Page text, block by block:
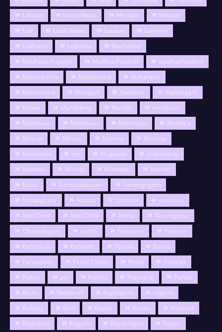
Lalitpur
Latest News life style
lifestyle
Live
Local News London
Lucknow
Ludhiana
Lukhnow
Machalpur
Madhaya Pradesh
Madhya Pradesh
madhyaPradesh
Maharashtra
Maharastra
Maharatra
Maharshtra
Mainpuri Makdone
Malhargarh
Malwa
Mandideep Mandla
mandosur
Mandsaur
Mandsuar Manmpuri
Mathura
Meerut
Mexico Morena
Moscow
Motivation
mp Mugawali
mukulsaray
Mumbai
Mumbi Mumnbai
Murder
Music
Narmadapuram
Narsinghgarh
Narsinghpur
Nashik National
neemach
New Dehli
New Delhi Noida
Nursinghpur
Obaidullaganj
outfits Pakistaan
Pakistan
Panchkula
Panipath Panjab
Panna
Paraswada
Petrol Diesel Photo
Poetries
Poitics
pol Politics Prayagraj
Punjab
Rachi
Raebareli Raghogarh
raigarh
Railway
Rain Raipur Raisen
Rajastha
Rajasthan
Rajgarh Rajnandgao
Rajpur